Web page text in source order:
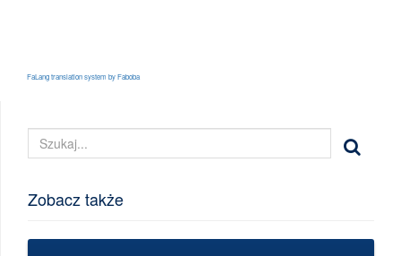
FaLang translation system by Faboba
Zobacz także